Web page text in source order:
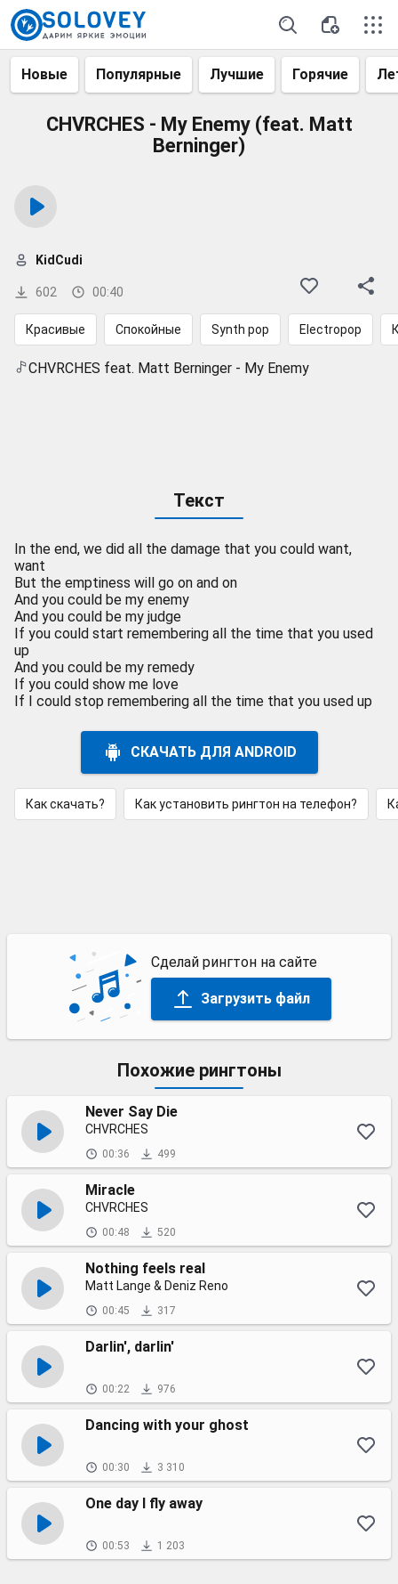
Новые Популярные Лучшие Горячие
CHVRCHES - My Enemy (feat. Matt
Berninger)
602 00:40
KidCudi
Красивые Спокойные Synth pop Electropop
CHVRCHES feat. Matt Berninger - My Enemy
Текст
In the end, we did all the damage that you could want,
want
But the emptiness will go on and on
And you could be my enemy
And you could be my judge
If you could start remembering all the time that you used
up
And you could be my remedy
If you could show me love
If I could stop remembering all the time that you used up
СКАЧАТЬ ДЛЯ ANDROID
Как скачать? Как установить рингтон на телефон?
Сделай рингтон на сайте
Загрузить файл
Похожие рингтоны
Never Say Die
CHVRCHES
00:36 499
Miracle
CHVRCHES
00:48 520
Nothing feels real
Matt Lange & Deniz Reno
00:45 317
Darlin', darlin'
00:22 976
Dancing with your ghost
00:30 3 310
One day I fly away
00:53 1 203